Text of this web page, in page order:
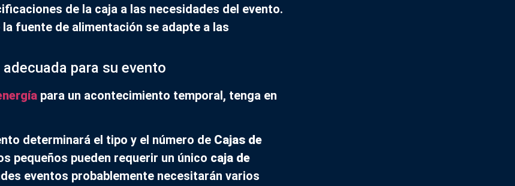
de la caja a las necesidades del evento.
fuente de alimentación se adapte a las
para su evento
para un acontecimiento temporal, tenga en
determinará el tipo y el número de Cajas de
pequeños pueden requerir un único caja de
eventos probablemente necesitarán varios